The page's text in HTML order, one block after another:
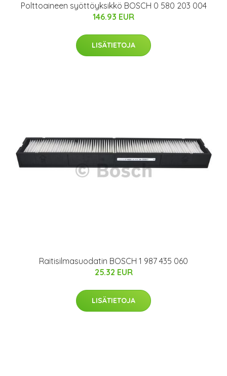
Polttoaineen syöttöyksikkö BOSCH 0 580 203 004
146.93 EUR
LISÄTIETOJA
Raitisilmasuodatin BOSCH 1 987 435 060
25.32 EUR
LISÄTIETOJA